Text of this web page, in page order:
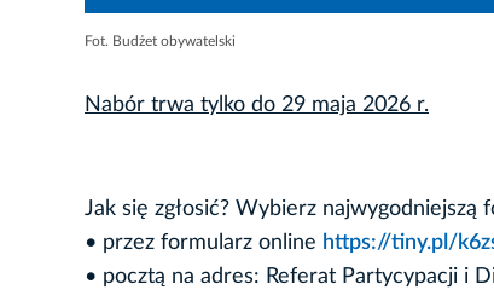
Fot. Budżet obywatelski
Nabór trwa tylko do 29 maja 2026 r.
Jak się zgłosić? Wybierz najwygodniejszą
• przez formularz online https://tiny.pl/
• pocztą na adres: Referat Partycypacji i